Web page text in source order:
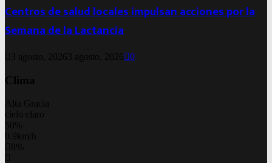
Centros de salud locales impulsan acciones por la
Semana de la Lactancia
3 agosto, 2026 3 agosto, 2026 0
Clima
Alta Gracia
cielo claro
50%
0.9km/h